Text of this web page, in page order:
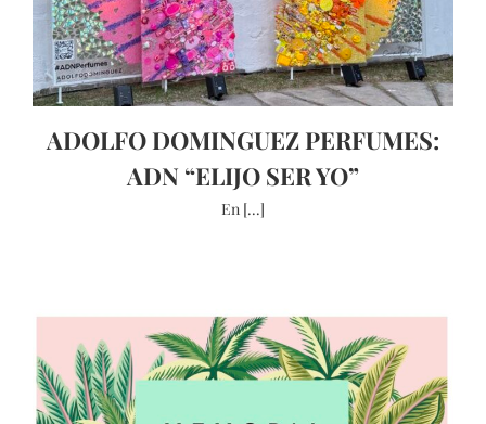
ADOLFO DOMINGUEZ PERFUMES:
ADN “ELIJO SER YO”
En [...]